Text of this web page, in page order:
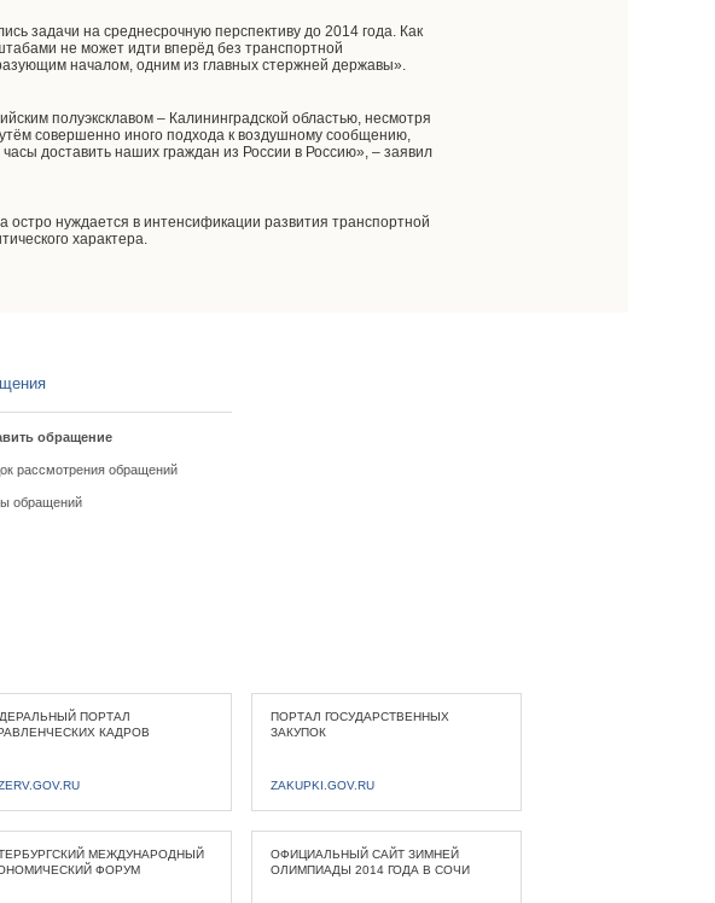
задачи на среднесрочную перспективу до 2014 года. Как
не может идти вперёд без транспортной
началом, одним из главных стержней державы».
полуэксклавом – Калининградской областью, несмотря
совершенно иного подхода к воздушному сообщению,
доставить наших граждан из России в Россию», – заявил
нуждается в интенсификации развития транспортной
характера.
обращение
рассмотрения обращений
обращений
ПОРТАЛ
КАДРОВ
ПОРТАЛ ГОСУДАРСТВЕННЫХ
ЗАКУПОК
ZAKUPKI.GOV.RU
МЕЖДУНАРОДНЫЙ
ФОРУМ
ОФИЦИАЛЬНЫЙ САЙТ ЗИМНЕЙ
ОЛИМПИАДЫ 2014 ГОДА В СОЧИ